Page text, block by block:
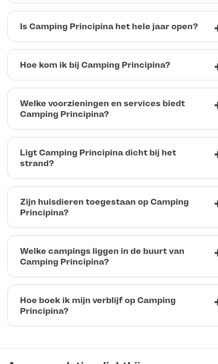
Is Camping Principina het hele jaar open?
Hoe kom ik bij Camping Principina?
Welke voorzieningen en services biedt
Camping Principina?
Ligt Camping Principina dicht bij het
strand?
Zijn huisdieren toegestaan op Camping
Principina?
Welke campings liggen in de buurt van
Camping Principina?
Hoe boek ik mijn verblijf op Camping
Principina?